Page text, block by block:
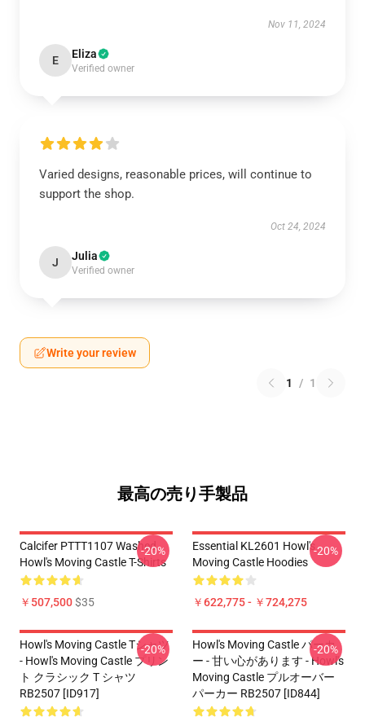
Nov 11, 2024
E Eliza
Verified owner
Varied designs, reasonable prices, will continue to
support the shop.
Oct 24, 2024
J Julia
Verified owner
Write your review
1 / 1
最高の売り手製品
Calcifer PTTT1107 Washed
Howl's Moving Castle T-Shirts
￥507,500$35
-20%
Essential KL2601 Howl's
Moving Castle Hoodies
￥622,775 - ￥724,275
-20%
Howl's Moving Castle Tシャツ
- Howl's Moving Castle プリン
ト クラシック T シャツ
RB2507 [ID917]
-20%
Howl's Moving Castle パーカ
ー - 甘い心があります - Howl's
Moving Castle プルオーバー
パーカー RB2507 [ID844]
-20%